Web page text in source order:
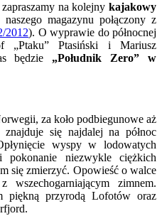
na kolejnykajakowy
magazynu połączony z
2012). O wyprawie do północnej
„Ptaku” Ptasiński i Mariusz
będzie „Południk Zero” w
za koło podbiegunowe aż
się najdalej na północ
wyspy w lodowatych
niezwykle ciężkich
się zmierzyć. Opowieść o walce
zimnem.
piękną przyrodą Lofotów oraz